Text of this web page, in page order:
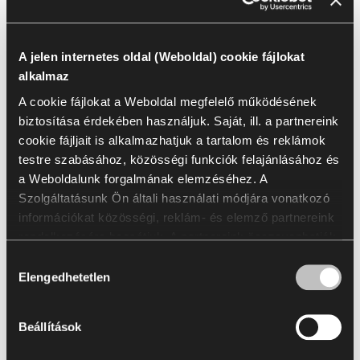
A jelen internetes oldal (Weboldal) cookie fájlokat
alkalmaz
A cookie fájlokat a Weboldal megfelelő működésének
biztosítása érdekében használjuk. Saját, ill. a partnereink
cookie fájljait is alkalmazhatjuk a tartalom és reklámok
testre szabásához, közösségi funkciók felajánlásához és
a Weboldalunk forgalmának elemzéséhez. A
Szolgáltatásunk Ön általi használati módjára vonatkozó
információkat közösségi, reklám- és elemző partnereink
rendelkezésére bocsátjuk. A partnereink összevonhatják
szolgáltatásaik igénybevétele során szerzett egyéb
adatokkal. A statisztikai, marketing és a felhasználói
preferenciákra vonatkozó cookie fájlok használatához az
Ön hozzájárulása szükséges, amit az „Összes
kiválasztása
Elengedhetetlen
Beállítások
1
Név
Lucia T2T
Lucia T2T | YB